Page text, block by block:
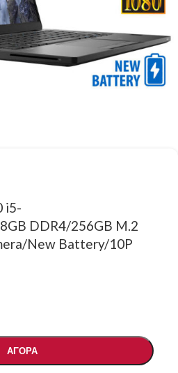
i5-
DDR4/256GB M.2
New Battery/10P
ΑΓΟΡΑ